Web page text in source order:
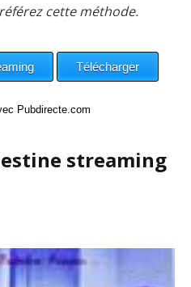
cette méthode.
Pubdirecte.com
streaming